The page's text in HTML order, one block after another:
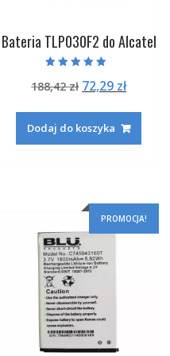
Bateria TLP030F2 do Alcatel
5.00
na 5
188,42zł Pierwotna
wynosiła:
188,42 zł.
72,29 zł
72,29
Dodaj do koszyka
PROMOCJA!